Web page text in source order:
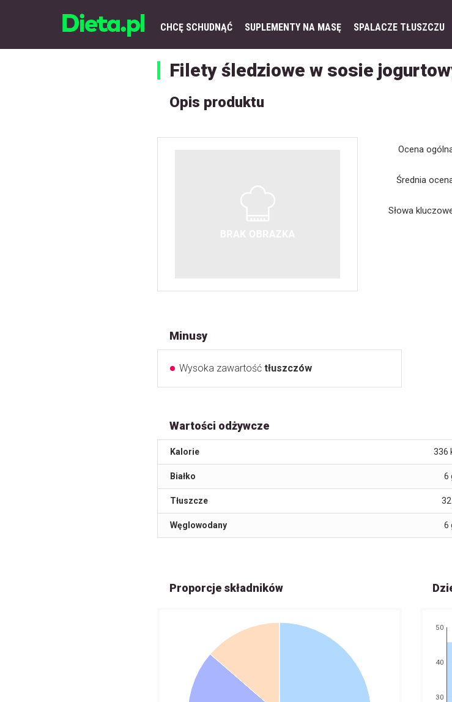
CHCĘ SCHUDNĄĆ SUPLEMENTY NA MASĘ SPALACZE TŁUSZCZU
Filety śledziowe w sosie
Opis produktu
Ocena
Średnia
Słowa
Minusy
Wysoka zawartość tłuszczów
Wartości odżywcze
Kalorie 336
Białko 6
Tłuszcze 32
Węglowodany 6
Proporcje składników
30
40
50